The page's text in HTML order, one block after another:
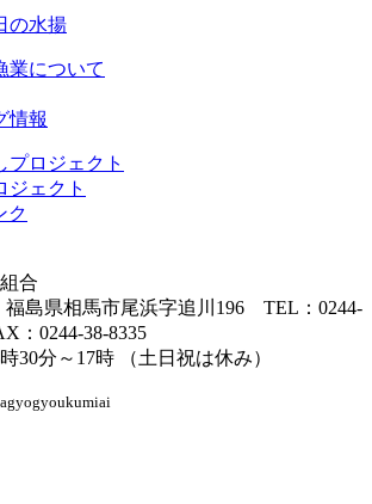
の水揚
業について
情報
プロジェクト
ジェクト
ク
合
島県相馬市尾浜字追川196 TEL：0244-
：0244-38-8335
30分～17時 （土日祝は休み）